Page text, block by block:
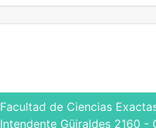
Facultad de Ciencias
Intendente Güiraldes 2160 -